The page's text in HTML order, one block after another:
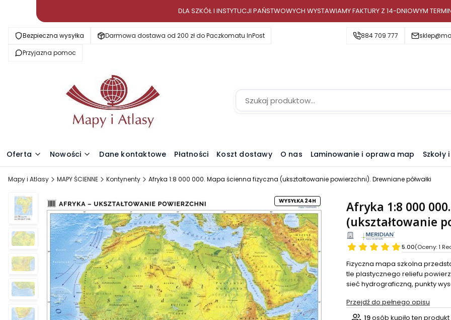
DLA SZKÓŁ I INSTYTUCJI PAŃSTWOWYCH WYSTAWIAMY FAKTURY Z 14-DNIOWYM
Bezpieczna wysyłka
Darmowa dostawa od 200 zł do Paczkomatu InPost
Przyjazna pomoc
884 709 777
Oferta Nowości Dane kontaktowe Płatności Koszt dostawy O nas Laminowanie i oprawa map
Mapy i Atlasy MAPY ŚCIENNE Kontynenty Afryka 1:8 000 000. Mapa ścienna fizyczna (ukształtowanie powierzchni). Drewniane półwałki
WYSYŁKA 24H
Afryka 1:8 000
(ukształtowanie
5.00(Oceny: 1
Fizyczna mapa szkolna
tle plastycznego reliefu
sieć hydrograficzną, punkty
Przejdź do pełnego opisu
19osób kupiło ten produkt